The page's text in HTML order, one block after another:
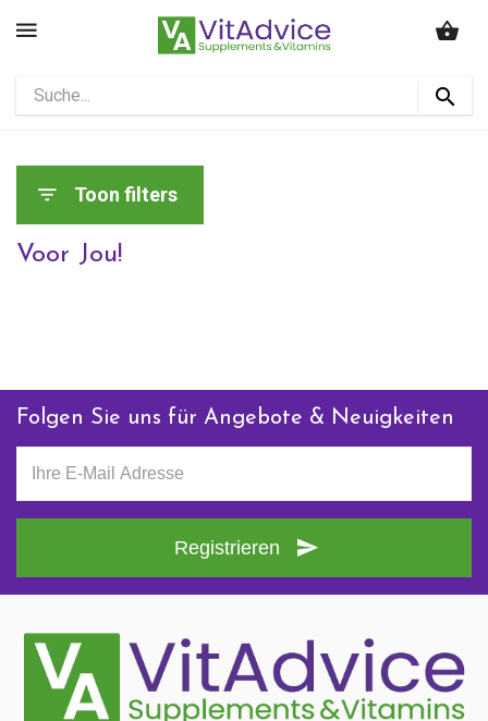
Toon filters
Voor Jou!
Folgen Sie uns für Angebote & Neuigkeiten
Registrieren